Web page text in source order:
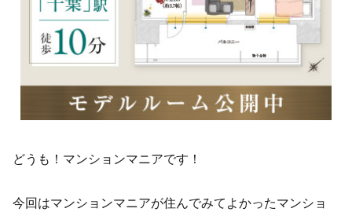
どうも！マンションマニアです！
今回はマンションマニアが住んでみてよかったマンショ